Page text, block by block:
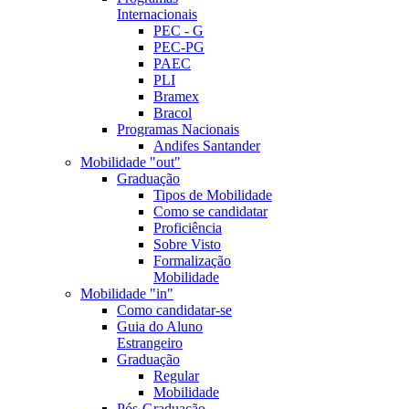
Internacionais
PEC - G
PEC-PG
PAEC
PLI
Bramex
Bracol
Programas Nacionais
Andifes Santander
Mobilidade "out"
Graduação
Tipos de Mobilidade
Como se candidatar
Proficiência
Sobre Visto
Formalização
Mobilidade
Mobilidade "in"
Como candidatar-se
Guia do Aluno
Estrangeiro
Graduação
Regular
Mobilidade